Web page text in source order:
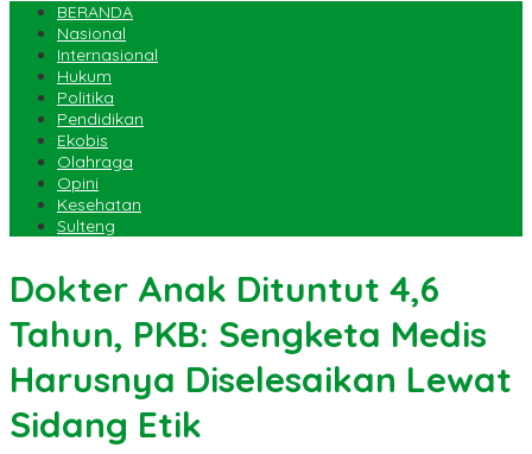
BERANDA
Nasional
Internasional
Hukum
Politika
Pendidikan
Ekobis
Olahraga
Opini
Kesehatan
Sulteng
Dokter Anak Dituntut 4,6
Tahun, PKB: Sengketa Medis
Harusnya Diselesaikan Lewat
Sidang Etik